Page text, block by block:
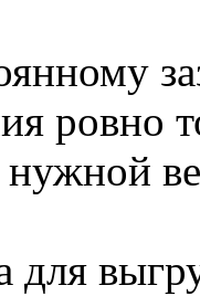
ровно
нужной
для